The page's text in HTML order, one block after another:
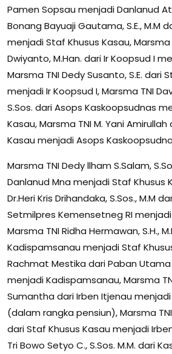
Pamen Sopsau menjadi Danlanud
Bonang Bayuaji Gautama, S.E., M.M
menjadi Staf Khusus Kasau, Marsma
Dwiyanto, M.Han. dari Ir Koopsud I
Marsma TNI Dedy Susanto, S.E. dari
menjadi Ir Koopsud I, Marsma TNI
S.Sos. dari Asops Kaskoopsudnas
Kasau, Marsma TNI M. Yani
Kasau menjadi Asops
Marsma TNI Dedy llham S.Salam,
Danlanud Mna menjadi Staf Khusus
Dr.Heri Kris Drihandaka, S.Sos., M.M
Setmilpres Kemensetneg RI
Marsma TNI Ridha Hermawan, S.H.,
Kadispamsanau menjadi Staf
Rachmat Mestika dari Paban Utama
menjadi Kadispamsanau, Marsma
Sumantha dari Irben Itjenau menjadi
(dalam rangka pensiun), Marsma
dari Staf Khusus Kasau menjadi
Tri Bowo Setyo C., S.Sos. M.M. dari